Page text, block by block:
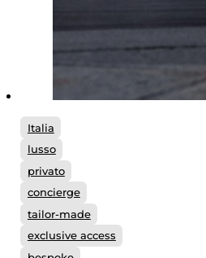
Italia
lusso
privato
concierge
tailor-made
exclusive access